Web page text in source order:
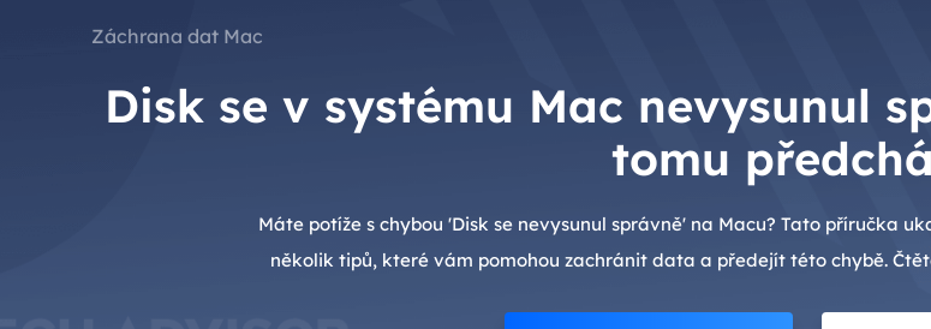
Záchrana dat Mac
Disk se v systému Mac nevysunul
tomu
Máte potíže s chybou 'Disk se nevysunul správně' na Macu? Tato příručka
několik tipů, které vám pomohou zachránit data a předejít této chybě.